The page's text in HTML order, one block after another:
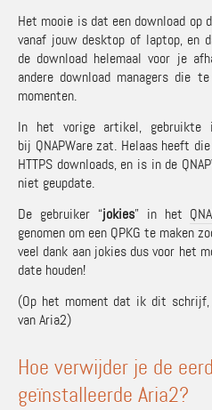
Het mooie is dat een download op
vanaf jouw desktop of laptop, en
de download helemaal voor je
andere download managers die
momenten.
In het vorige artikel,
bij QNAPWare zat. Helaas heeft
HTTPS downloads, en is in de
niet geupdate.
De gebruiker “jokies” in het
genomen om een QPKG te maken
veel dank aan jokies dus voor het
date houden!
(Op het moment dat ik dit schrijf,
van Aria2)
Hoe verwijder je de
geïnstalleerde Aria2?